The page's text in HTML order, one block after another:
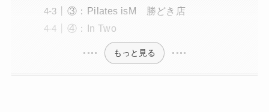
③：Pilates isM 勝どき店
④：In Two
もっと見る